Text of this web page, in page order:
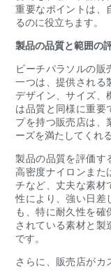
重要なポイントは、
るのに役立ちます。
製品の品質と範囲の
ビーチパラソルの販
一つは、提供される
デザイン、サイズ、
は品質と同様に重要
プを持つ販売店は、
ーズを満たしてくれ
製品の品質を評価す
高密度ナイロンまた
チなど、丈夫な素材
性により、強い日差
も、特に耐久性を確
されている素材と製
です。
さらに、販売店がカ